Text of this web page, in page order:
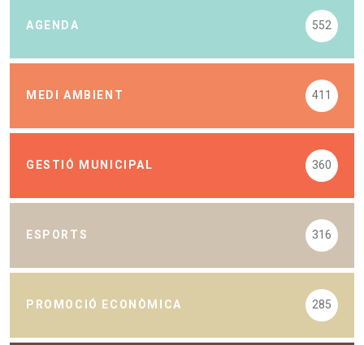
AGENDA 552
MEDI AMBIENT 411
GESTIÓ MUNICIPAL 360
ESPORTS 316
PROMOCIÓ ECONÒMICA 285